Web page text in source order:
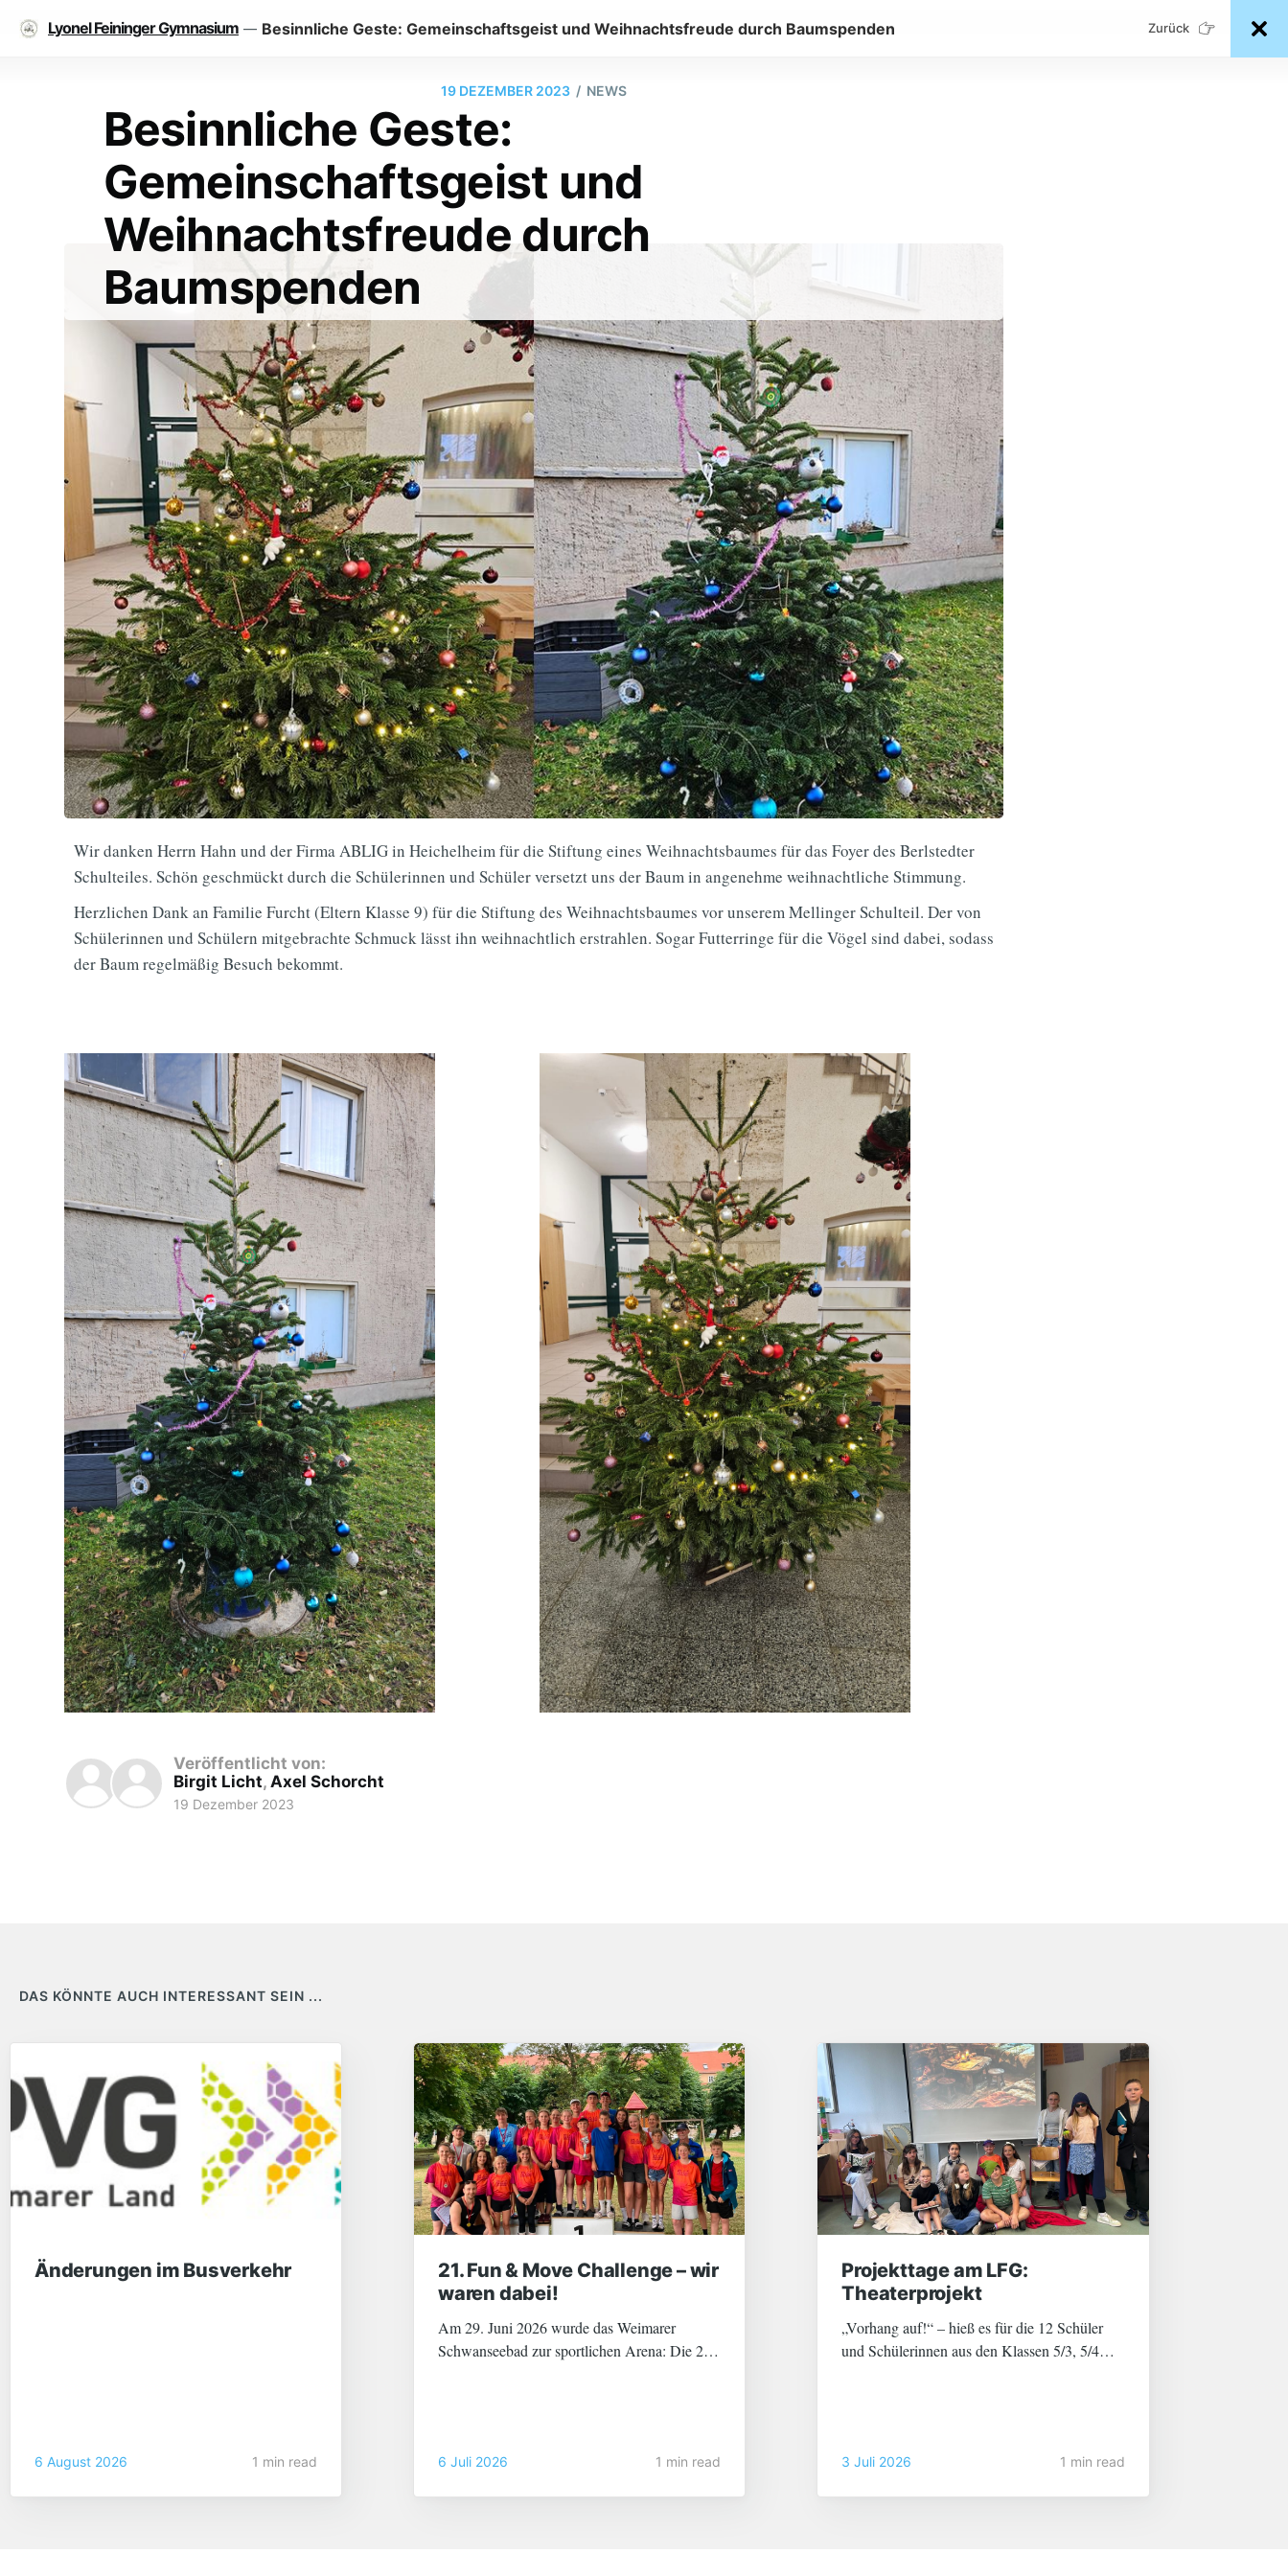
19 DEZEMBER 2023 / NEWS
Besinnliche Geste:
Gemeinschaftsgeist und
Weihnachtsfreude durch
Baumspenden
Wir danken Herrn Hahn und der Firma ABLIG in Heichelheim für die Stiftung eines Weihnachtsbaumes für das Foyer des Berlstedter
Schulteiles. Schön geschmückt durch die Schülerinnen und Schüler versetzt uns der Baum in angenehme weihnachtliche Stimmung.
Herzlichen Dank an Familie Furcht (Eltern Klasse 9) für die Stiftung des Weihnachtsbaumes vor unserem Mellinger Schulteil. Der von
Schülerinnen und Schülern mitgebrachte Schmuck lässt ihn weihnachtlich erstrahlen. Sogar Futterringe für die Vögel sind dabei, sodass
der Baum regelmäßig Besuch bekommt.
Veröffentlicht von:
Birgit Licht,Axel Schorcht
19 Dezember 2023
Lyonel Feininger Gymnasium — Besinnliche Geste: Gemeinschaftsgeist und Weihnachtsfreude durch Baumspenden Zurück
DAS KÖNNTE AUCH INTERESSANT SEIN ...
Änderungen im Busverkehr
6 August 2026 1 min read
21. Fun & Move Challenge – wir
waren dabei!
Am 29. Juni 2026 wurde das Weimarer
Schwanseebad zur sportlichen Arena: Die 21.
dieser beeindruckenden Teilnehmerzahl waren
6 Juli 2026 1 min read
Projekttage am LFG:
Theaterprojekt
„Vorhang auf!“ – hieß es für die 12 Schüler
und Schülerinnen aus den Klassen 5/3, 5/4
3 Juli 2026 1 min read